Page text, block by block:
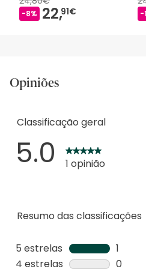
-8% 22,91€ -
Opiniões
Resumo das classificações
5 estrelas estrelas
1
1
4 estrelas estrelas 0
Classificação geral
5.0 1 opinião